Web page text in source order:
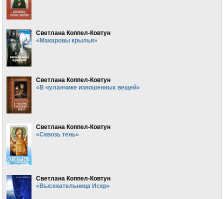
Светлана Коппел-Ковтун
«Макаровы крылья»
Светлана Коппел-Ковтун
«В чуланчике изношенных вещей»
Светлана Коппел-Ковтун
«Сквозь тень»
Светлана Коппел-Ковтун
«Высекательница Искр»